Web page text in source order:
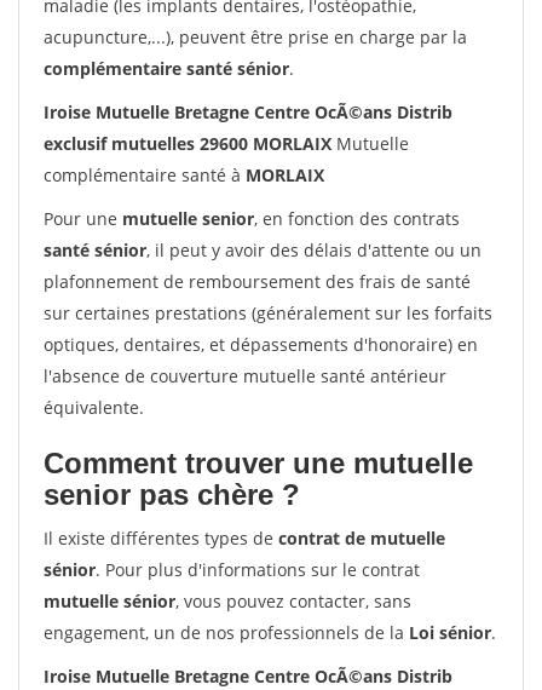
maladie (les implants dentaires, l'ostéopathie,
acupuncture,...), peuvent être prise en charge par la
complémentaire santé sénior.
Iroise Mutuelle Bretagne Centre OcÃ©ans Distrib
exclusif mutuelles 29600 MORLAIX Mutuelle
complémentaire santé à MORLAIX
Pour une mutuelle senior, en fonction des contrats
santé sénior, il peut y avoir des délais d'attente ou un
plafonnement de remboursement des frais de santé
sur certaines prestations (généralement sur les forfaits
optiques, dentaires, et dépassements d'honoraire) en
l'absence de couverture mutuelle santé antérieur
équivalente.
Comment trouver une mutuelle
senior pas chère ?
Il existe différentes types de contrat de mutuelle
sénior. Pour plus d'informations sur le contrat
mutuelle sénior, vous pouvez contacter, sans
engagement, un de nos professionnels de la Loi sénior.
Iroise Mutuelle Bretagne Centre OcÃ©ans Distrib